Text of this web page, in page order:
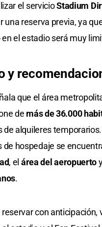
el servicioStadium
una reserva previa, ya
el estadio será muy
y
que el área
de más de 36.000
de alquileres
de hospedaje se
, el área del aeropuerto
.
con anticipación,